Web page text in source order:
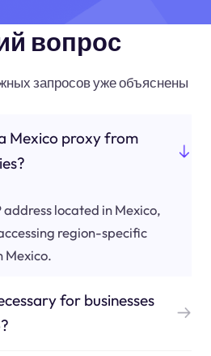
вопрос
запросов уже объяснены
Mexico proxy from
address located in Mexico,
region-specific
Mexico.
for businesses